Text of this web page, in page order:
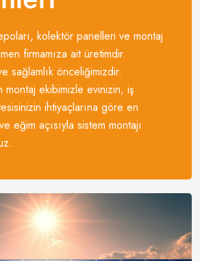
kolektör panelleri ve montaj
firmamıza ait üretimdir.
sağlamlık önceliğimizdir.
montaj ekibimizle evinizin, iş
ihtiyaçlarına göre en
eğim açısıyla sistem montajı